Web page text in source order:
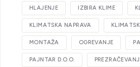
HLAJENJE IZBIRA KLIME
KLIMATSKA NAPRAVA
MONTAŽA OGREVANJE
PAJNTAR D.O.O.